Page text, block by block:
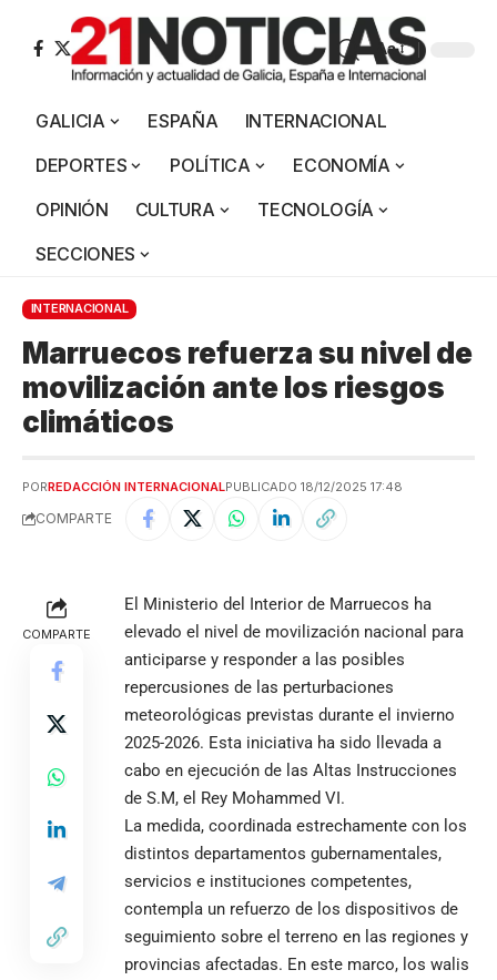
Aa
GALICIA ESPAÑA
INTERNACIONAL
DEPORTES
POLÍTICA
ECONOMÍA
OPINIÓN
CULTURA
TECNOLOGÍA
SECCIONES
INTERNACIONAL
Marruecos refuerza su nivel de
movilización ante los riesgos
climáticos
PORREDACCIÓN INTERNACIONALPUBLICADO 18/12/2025 17:48
COMPARTE
COMPARTE
El Ministerio del Interior de Marruecos ha
elevado el nivel de movilización nacional para
anticiparse y responder a las posibles
repercusiones de las perturbaciones
meteorológicas previstas durante el invierno
2025-2026. Esta iniciativa ha sido llevada a
cabo en ejecución de las Altas Instrucciones
de S.M, el Rey Mohammed VI.
La medida, coordinada estrechamente con los
distintos departamentos gubernamentales,
servicios e instituciones competentes,
contempla un refuerzo de los dispositivos de
seguimiento sobre el terreno en las regiones y
provincias afectadas. En este marco, los walis